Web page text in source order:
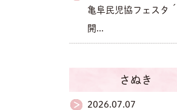
亀阜民児協フェスタ
開...
さぬき
2026.07.07